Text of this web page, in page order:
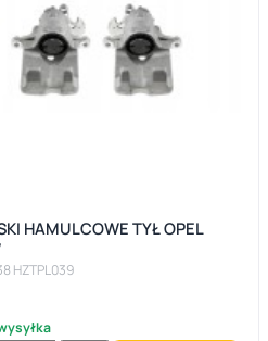
HAMULCOWE TYŁ OPEL
HZTPL039